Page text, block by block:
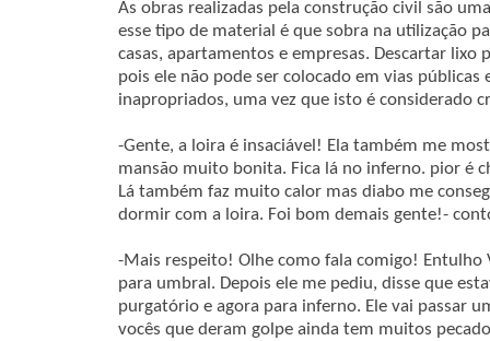
As obras realizadas pela construção civil são
esse tipo de material é que sobra na utilização
casas, apartamentos e empresas. Descartar lixo
pois ele não pode ser colocado em vias
inapropriados, uma vez que isto é considerado
-Gente, a loira é insaciável! Ela também me
mansão muito bonita. Fica lá no inferno. pior é
Lá também faz muito calor mas diabo me
dormir com a loira. Foi bom demais gente!-
-Mais respeito! Olhe como fala comigo! Entulho
para umbral. Depois ele me pediu, disse que
purgatório e agora para inferno. Ele vai passar
vocês que deram golpe ainda tem muitos